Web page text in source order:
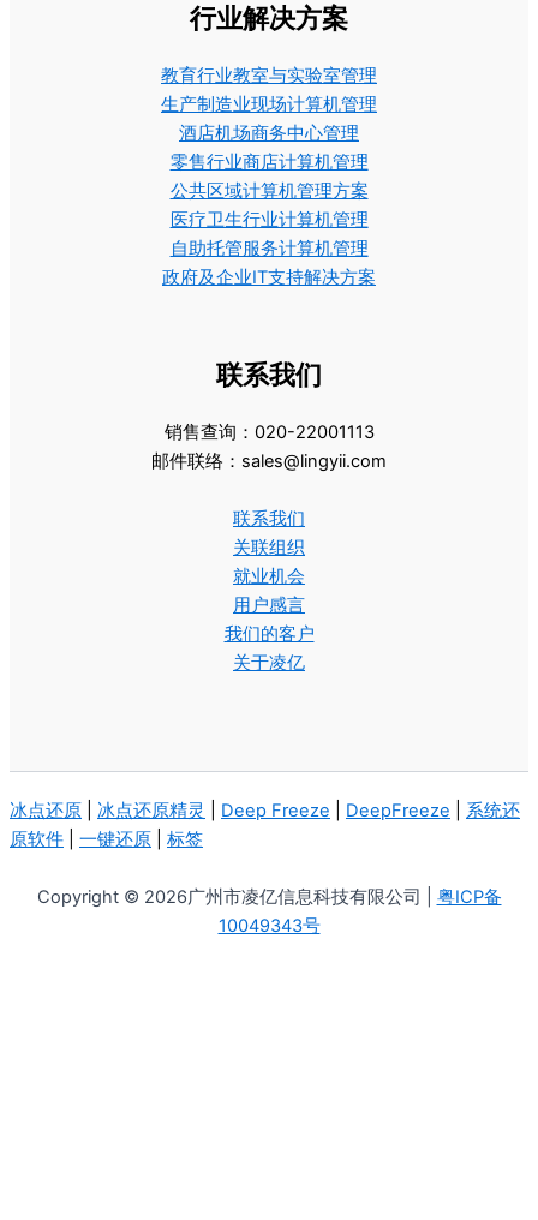
行业解决方案
教育行业教室与实验室管理
生产制造业现场计算机管理
酒店机场商务中心管理
零售行业商店计算机管理
公共区域计算机管理方案
医疗卫生行业计算机管理
自助托管服务计算机管理
政府及企业IT支持解决方案
联系我们
销售查询：020-22001113
邮件联络：sales@lingyii.com
联系我们
关联组织
就业机会
用户感言
我们的客户
关于凌亿
冰点还原 冰点还原精灵 Deep Freeze DeepFreeze
系统还
原软件
一键还原 标签
Copyright © 2026广州市凌亿信息科技有限公司 | 粤ICP备
10049343号